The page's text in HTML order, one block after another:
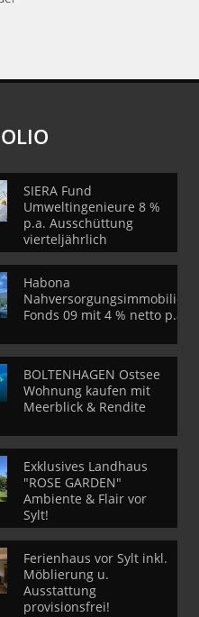
SIERA Fund
Umweltingenieure 8 %
p.a. Ausschüttung
vierteljährlich
Habona
Nahversorgungsimmobilien
Fonds 09 mit 4 % netto p.a.
BOLTENHAGEN Ostsee
Wohnung kaufen mit
Meerblick & Rendite
Exklusives Landhaus
"ROSE GARDEN"
Ambiente & Flair vor
Sylt!
Ferienhaus vor Sylt inkl.
Möblierung u.
Ausstattung
provisionsfrei!